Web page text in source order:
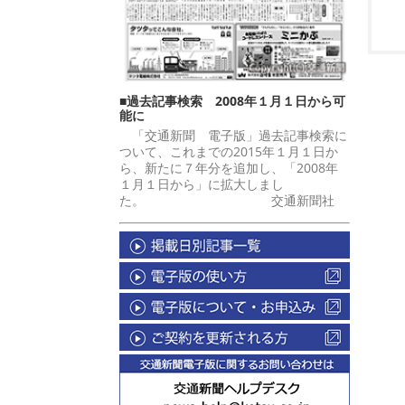
■過去記事検索 2008年１月１日から可
能に
「交通新聞 電子版」過去記事検索に
ついて、これまでの2015年１月１日か
ら、新たに７年分を追加し、「2008年
１月１日から」に拡大しまし
た。 交通新聞社